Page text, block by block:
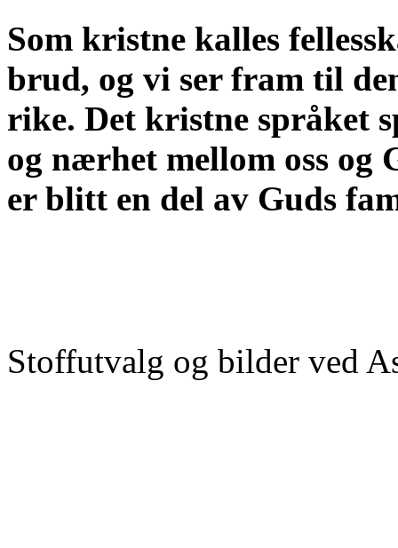
Som kristne kalles
brud, og vi ser fram til
rike. Det kristne språket
og nærhet mellom oss og
er blitt en del av Guds
Stoffutvalg og bilder ved